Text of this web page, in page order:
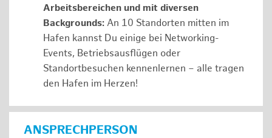
Arbeitsbereichen und mit diversen
Backgrounds: An 10 Standorten mitten im
Hafen kannst Du einige bei Networking-
Events, Betriebsausflügen oder
Standortbesuchen kennenlernen – alle tragen
den Hafen im Herzen!
ANSPRECHPERSON